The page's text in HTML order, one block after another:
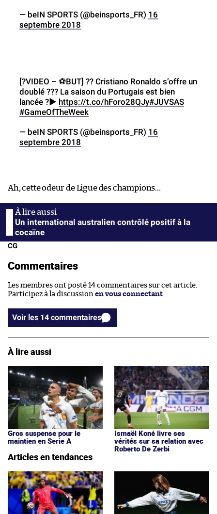
— beIN SPORTS (@beinsports_FR) 16
septembre 2018
[?️VIDEO – ⚽️BUT] ?? Cristiano Ronaldo s’offre un
doublé ??? La saison du Portugais est bien
lancée ?▶️ https://t.co/hForo28QJy#JUVSAS
#GameOfTheWeek
— beIN SPORTS (@beinsports_FR) 16
septembre 2018
Ah, cette odeur de Ligue des champions…
Un international australien contrôlé positif à la
cocaïne
CG
Commentaires
Les membres ont posté 14 commentaires sur cet article.
Participez à la discussion en vous connectant
Voir les 14 commentaires
À lire aussi
Gros suspense pour le
maintien en Serie A
Ismaël Koné livre ses
vérités sur sa relation avec
Roberto De Zerbi
Articles en tendances